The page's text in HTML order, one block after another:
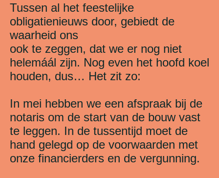
Tussen al het feestelijke
obligatienieuws door, gebiedt de
waarheid ons
ook te zeggen, dat we er nog niet
helemáál zijn. Nog even het hoofd koel
houden, dus… Het zit zo:
In mei hebben we een afspraak bij de
notaris om de start van de bouw vast
te leggen. In de tussentijd moet de
hand gelegd op de voorwaarden met
onze financierders en de vergunning.